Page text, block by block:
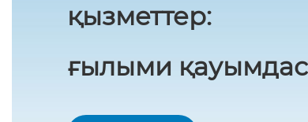
қызметтер:
ғылыми